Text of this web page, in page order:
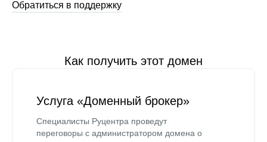
Обратиться в поддержку
Как получить этот домен
Услуга «Доменный брокер»
Специалисты Руцентра проведут
переговоры с администратором домена о